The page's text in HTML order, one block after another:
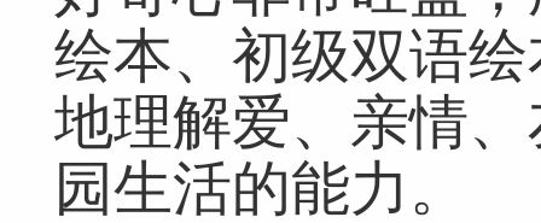
绘本、初级双语
地理解爱、亲情
园生活的能力。